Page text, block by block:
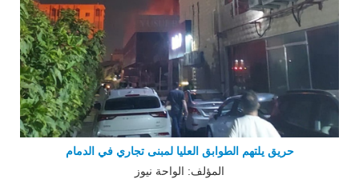
حريق يلتهم الطوابق العليا لمبنى تجاري في الدمام
المؤلف: الواحة نيوز